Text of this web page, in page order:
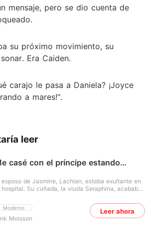
mensaje, pero se dio cuenta de
su próximo movimiento, su
Era Caiden.
carajo le pasa a Daniela? ¡Joyce
a mares!".
leer
casé con el príncipe estando
Moderno
Moisson
esposo de Jasmine, Lachlan, estaba exultante en
hospital. Su cuñada, la viuda Seraphina, acababa
una traición devastadora: el bebé había
concebido con el esperma congelado de
Toda la prestigiosa familia Carlisle-
Leer ahora